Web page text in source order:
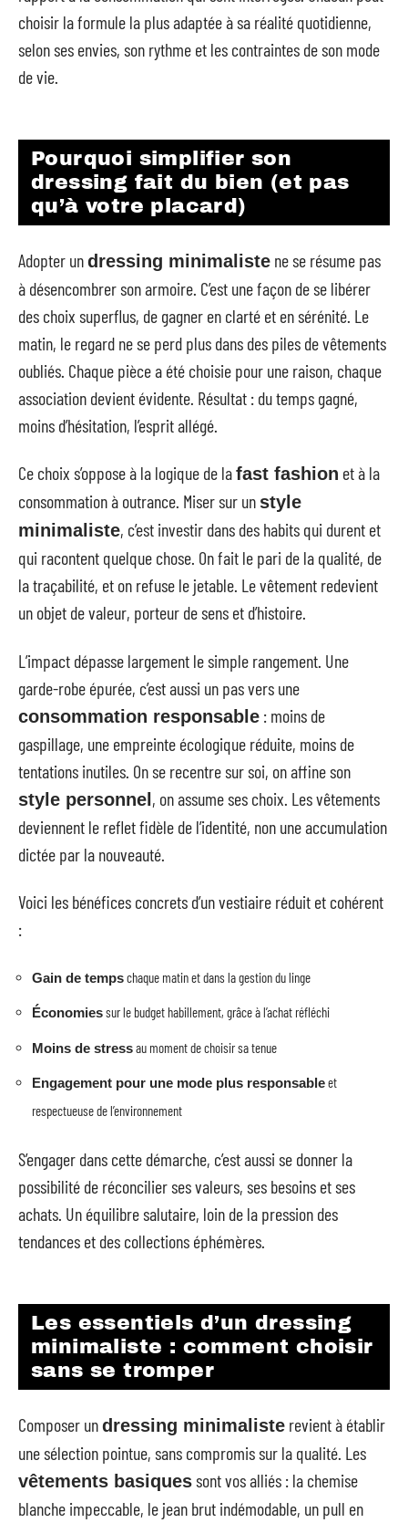
choisir la formule la plus adaptée à sa réalité quotidienne,
selon ses envies, son rythme et les contraintes de son mode
de vie.
Pourquoi simplifier son
dressing fait du bien (et pas
qu’à votre placard)
Adopter undressing minimaliste ne se résume pas
à désencombrer son armoire. C’est une façon de se libérer
des choix superflus, de gagner en clarté et en sérénité. Le
matin, le regard ne se perd plus dans des piles de vêtements
oubliés. Chaque pièce a été choisie pour une raison, chaque
association devient évidente. Résultat : du temps gagné,
moins d’hésitation, l’esprit allégé.
Ce choix s’oppose à la logique de lafast fashion et à la
consommation à outrance. Miser sur un style
minimaliste, c’est investir dans des habits qui durent et
qui racontent quelque chose. On fait le pari de la qualité, de
la traçabilité, et on refuse le jetable. Le vêtement redevient
un objet de valeur, porteur de sens et d’histoire.
L’impact dépasse largement le simple rangement. Une
garde-robe épurée, c’est aussi un pas vers une
consommation responsable : moins de
gaspillage, une empreinte écologique réduite, moins de
tentations inutiles. On se recentre sur soi, on affine son
style personnel, on assume ses choix. Les vêtements
deviennent le reflet fidèle de l’identité, non une accumulation
dictée par la nouveauté.
Voici les bénéfices concrets d’un vestiaire réduit et cohérent
:
Gain de tempschaque matin et dans la gestion du linge
Économiessur le budget habillement, grâce à l’achat réfléchi
Moins de stressau moment de choisir sa tenue
Engagement pour une mode plus responsableet
respectueuse de l’environnement
S’engager dans cette démarche, c’est aussi se donner la
possibilité de réconcilier ses valeurs, ses besoins et ses
achats. Un équilibre salutaire, loin de la pression des
tendances et des collections éphémères.
Les essentiels d’un dressing
minimaliste : comment choisir
sans se tromper
Composer undressing minimaliste revient à établir
une sélection pointue, sans compromis sur la qualité. Les
vêtements basiquessont vos alliés : la chemise
blanche impeccable, le jean brut indémodable, un pull en